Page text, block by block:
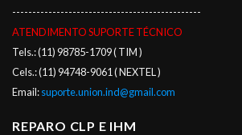
-----------------------------------------------
ATENDIMENTO SUPORTE TÉCNICO
Tels.: (11) 98785-1709 ( TIM )
Cels.: (11) 94748-9061 ( NEXTEL )
Email:suporte.union.ind@gmail.com
REPARO CLP E IHM